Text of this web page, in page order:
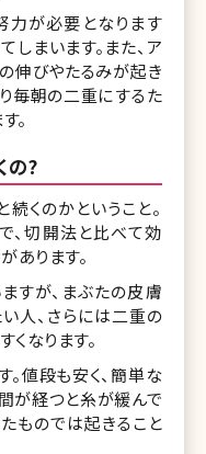
力が必要となります
まいます。また、ア
伸びやたるみが起き
り毎朝の二重にするた
。
の?
くのかということ。
、切開法と比べて効
あります。
すが、まぶたの皮膚
人、さらには二重の
なります。
。値段も安く、簡単な
が経つと糸が緩んで
ものでは起きること